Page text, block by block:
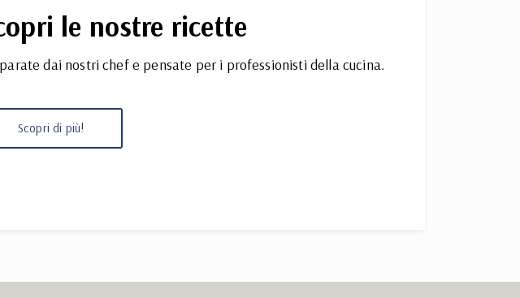
le nostre ricette
dai nostri chef e pensate per i professionisti della cucina.
Scopri di più!